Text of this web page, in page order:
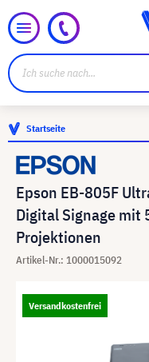
Startseite
Epson EB-805F
Digital Signage mit
Projektionen
Artikel-Nr.: 1000015092
Versandkostenfrei